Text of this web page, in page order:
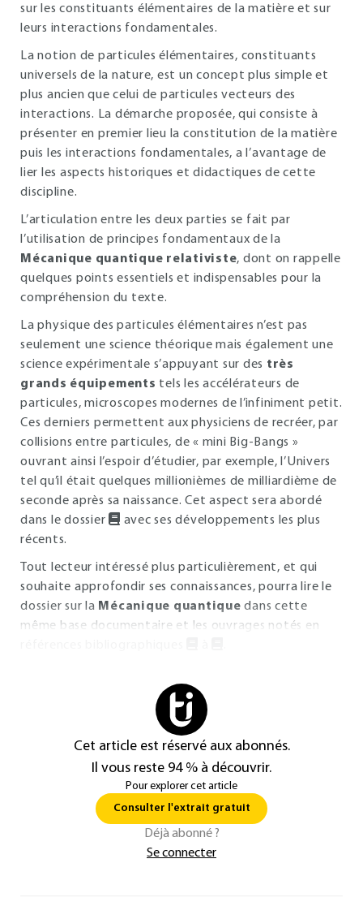
sur les constituants élémentaires de la matière et sur
leurs interactions fondamentales.
La notion de particules élémentaires, constituants
universels de la nature, est un concept plus simple et
plus ancien que celui de particules vecteurs des
interactions. La démarche proposée, qui consiste à
présenter en premier lieu la constitution de la matière
puis les interactions fondamentales, a l’avantage de
lier les aspects historiques et didactiques de cette
discipline.
L’articulation entre les deux parties se fait par
l’utilisation de principes fondamentaux de la
Mécanique quantique relativiste, dont on rappelle
quelques points essentiels et indispensables pour la
compréhension du texte.
La physique des particules élémentaires n’est pas
seulement une science théorique mais également une
science expérimentale s’appuyant sur des très
grands équipements tels les accélérateurs de
particules, microscopes modernes de l’infiniment petit.
Ces derniers permettent aux physiciens de recréer, par
collisions entre particules, de « mini Big-Bangs »
ouvrant ainsi l’espoir d’étudier, par exemple, l’Univers
tel qu’il était quelques millionièmes de milliardième de
seconde après sa naissance. Cet aspect sera abordé
dans le dossier
avec ses développements les plus
récents.
Tout lecteur intéressé plus particulièrement, et qui
souhaite approfondir ses connaissances, pourra lire le
dossier sur la Mécanique quantique dans cette
même base documentaire et les ouvrages notés en
Cet article est réservé aux abonnés.
Il vous reste 94 % à découvrir.
Pour explorer cet article
Consulter l'extrait gratuit
Déjà abonné ?
Se connecter